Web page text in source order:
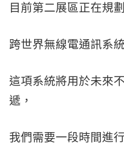
目前第二展區正在規
跨世界無線電通訊系
這項系統將用於未來
遞，
我們需要一段時間進